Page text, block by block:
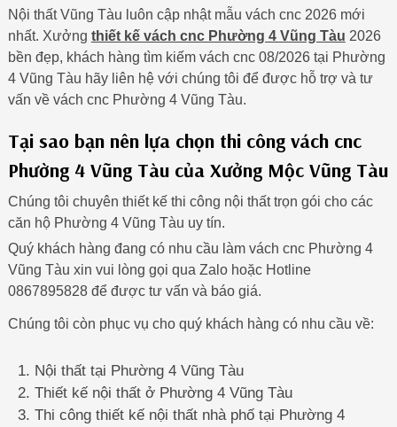
Nội thất Vũng Tàu luôn cập nhật mẫu vách cnc 2026 mới
nhất. Xưởng thiết kế vách cnc Phường 4 Vũng Tàu 2026
bền đẹp, khách hàng tìm kiếm vách cnc 08/2026 tại Phường
4 Vũng Tàu hãy liên hệ với chúng tôi để được hỗ trợ và tư
vấn về vách cnc Phường 4 Vũng Tàu.
Tại sao bạn nên lựa chọn thi công vách cnc
Phường 4 Vũng Tàu của Xưởng Mộc Vũng Tàu
Chúng tôi chuyên thiết kế thi công nội thất trọn gói cho các
căn hộ Phường 4 Vũng Tàu uy tín.
Quý khách hàng đang có nhu cầu làm vách cnc Phường 4
Vũng Tàu xin vui lòng gọi qua Zalo hoặc Hotline
0867895828 để được tư vấn và báo giá.
Chúng tôi còn phục vụ cho quý khách hàng có nhu cầu về:
Nội thất tại Phường 4 Vũng Tàu
Thiết kế nội thất ở Phường 4 Vũng Tàu
Thi công thiết kế nội thất nhà phố tại Phường 4